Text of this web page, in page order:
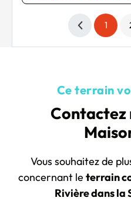
1
Ce terrain
Contactez
Vous souhaitez de
concernant le terrain
Rivière dans la